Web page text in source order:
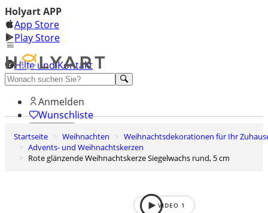
Holyart APP
App Store
Play Store
Hilfe und Kontakt
Entdecken Sie Premium
Anmelden
Wunschliste
0
Warenkorb
Startseite Weihnachten
Weihnachtsdekorationen für Ihr
Advents- und Weihnachtskerzen
Rote glänzende Weihnachtskerze Siegelwachs rund, 5 cm
VIDEO 1